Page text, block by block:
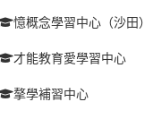
憶概念學習中心（沙田）
才能教育愛學習中心
摮學補習中心